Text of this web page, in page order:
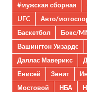
#мужская сборная
UFC
Авто/
Баскетбол
Бокс/
Вашингтон Уизардс
Даллас Маверикс
Енисей
Зенит
Мостовой
НБА